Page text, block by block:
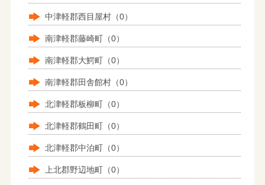
中津軽郡西目屋村（0）
南津軽郡藤崎町（0）
南津軽郡大鰐町（0）
南津軽郡田舎館村（0）
北津軽郡板柳町（0）
北津軽郡鶴田町（0）
北津軽郡中泊町（0）
上北郡野辺地町（0）